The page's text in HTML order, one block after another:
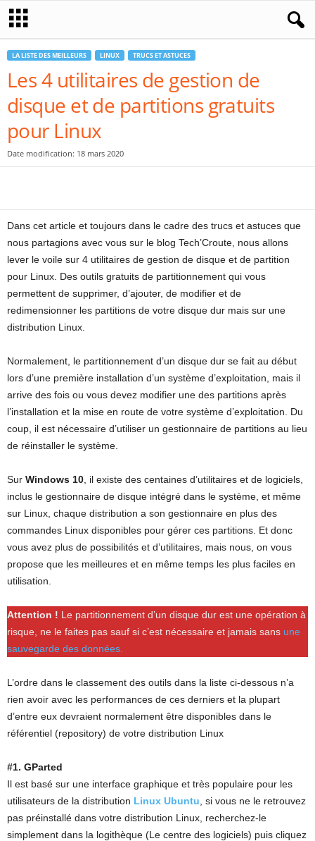
LA LISTE DES MEILLEURS LINUX TRUCS ET ASTUCES
Les 4 utilitaires de gestion de
disque et de partitions gratuits
pour Linux
Date modification: 18 mars 2020
Dans cet article et toujours dans le cadre des trucs et astuces que
nous partagions avec vous sur le blog Tech’Croute, nous allons
lever le voile sur 4 utilitaires de gestion de disque et de partition
pour Linux. Des outils gratuits de partitionnement qui vous
permettent de supprimer, d’ajouter, de modifier et de
redimensionner les partitions de votre disque dur mais sur une
distribution Linux.
Normalement, le partitionnement d’un disque dur se fait au début
lors d’une première installation d’un système d’exploitation, mais il
arrive des fois ou vous devez modifier une des partitions après
l’installation et la mise en route de votre système d’exploitation. Du
coup, il est nécessaire d’utiliser un gestionnaire de partitions au lieu
de réinstaller le système.
Sur Windows 10 , il existe des centaines d’utilitaires et de logiciels,
inclus le gestionnaire de disque intégré dans le système, et même
sur Linux, chaque distribution a son gestionnaire en plus des
commandes Linux disponibles pour gérer ces partitions. Et donc
vous avez plus de possibilités et d’utilitaires, mais nous, on vous
propose que les meilleures et en même temps les plus faciles en
utilisation.
Attention ! Le partitionnement d’un disque dur est une opération à
risque, ne le faites pas sauf si c’est nécessaire et jamais sans une
sauvegarde des données.
L’ordre dans le classement des outils dans la liste ci-dessous n’a
rien avoir avec les performances de ces derniers et la plupart
d’entre eux devraient normalement être disponibles dans le
référentiel (repository) de votre distribution Linux
#1. GParted
Il est basé sur une interface graphique et très populaire pour les
utilisateurs de la distribution Linux Ubuntu , si vous ne le retrouvez
pas préinstallé dans votre distribution Linux, recherchez-le
simplement dans la logithèque (Le centre des logiciels) puis cliquez